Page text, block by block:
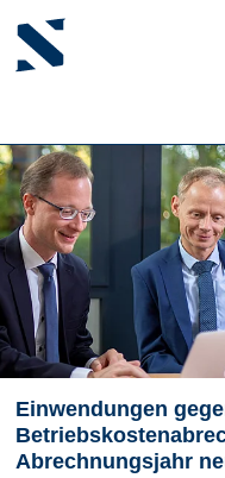
Einwendungen
Abrechnungsjahr